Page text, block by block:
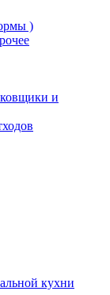
)
и
кухни